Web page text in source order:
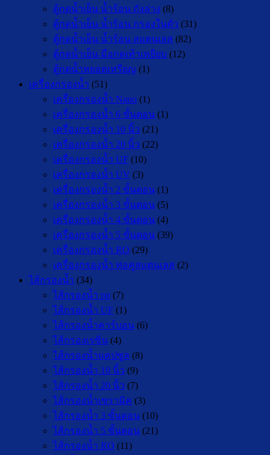
ตู้กดน้ำเย็น น้ำร้อน ถังล่าง (8)
ตู้กดน้ำเย็น น้ำร้อน กรองในตัว (31)
ตู้กดน้ำเย็น น้ำร้อน สแตนเลส (82)
ตู้กดน้ำเย็น มือกดเท้าเหยียบ (12)
ตู้กดน้ำหยอดเหรียญ (1)
เครื่องกรองน้ำ (51)
เครื่องกรองน้ำ Nano (1)
เครื่องกรองน้ำ 6 ขั้นตอน (1)
เครื่องกรองน้ำ 10 นิ้ว (21)
เครื่องกรองน้ำ 20 นิ้ว (22)
เครื่องกรองน้ำ UF (10)
เครื่องกรองน้ำ UV (3)
เครื่องกรองน้ำ 2 ขั้นตอน (1)
เครื่องกรองน้ำ 3 ขั้นตอน (5)
เครื่องกรองน้ำ 4 ขั้นตอน (4)
เครื่องกรองน้ำ 5 ขั้นตอน (39)
เครื่องกรองน้ำ RO (29)
เครื่องกรองน้ำ ท่อคู่สแตนเลส (2)
ไส้กรองน้ำ (34)
ไส้กรองน้ำ pp (7)
ไส้กรองน้ำ UF (1)
ไส้กรองน้ำคาร์บอน (6)
ไส้กรองเรซิ่น (4)
ไส้กรองน้ำแคปซูล (8)
ไส้กรองน้ำ 10 นิ้ว (9)
ไส้กรองน้ำ 20 นิ้ว (7)
ไส้กรองน้ำเซรามิค (3)
ไส้กรองน้ำ 3 ขั้นตอน (10)
ไส้กรองน้ำ 5 ขั้นตอน (21)
ไส้กรองน้ำ RO (11)